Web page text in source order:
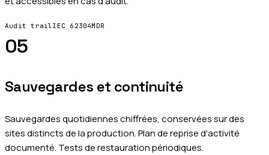
Audit trailIEC 62304MDR
05
Sauvegardes et continuité
Sauvegardes quotidiennes chiffrées, conservées sur des
sites distincts de la production. Plan de reprise d'activité
documenté. Tests de restauration périodiques.